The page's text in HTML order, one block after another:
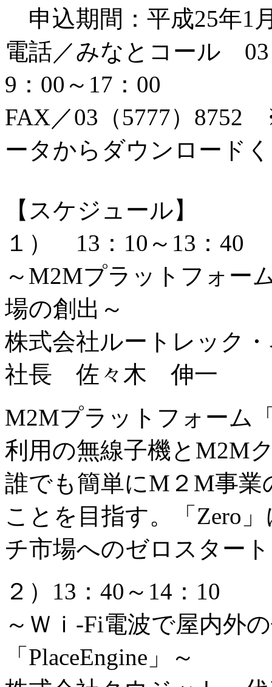
申込期間：平成25年1
電話／みなとコール
9：00～17：00
FAX／03（5777）
ータからダウンロード
【スケジュール】
１） 13：10～13：40
～M2Mプラットフォー
場の創出～
株式会社ルートレック
社長 佐々木 伸一
M2Mプラットフォーム
利用の無線子機とM2M
誰でも簡単にM２M事
ことを目指す。「Zero
チ市場へのゼロスター
２）13：40～14：10
～Ｗｉ-Fi電波で屋内外
「PlaceEngine」～